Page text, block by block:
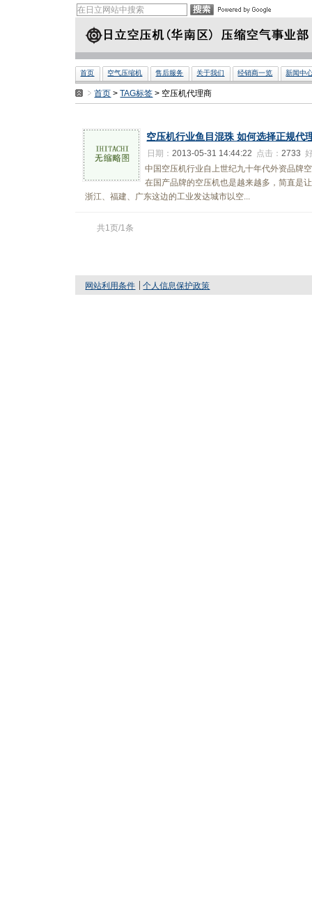
首页 空气压缩机 售后服务 关于我们 经销商一览 新闻中
首页 >TAG标签 > 空压机代理商
空压机行业鱼目混珠 如何选择正规代
日期：2013-05-31 14:44:22 点击：2733
中国空压机行业自上世纪九十年代外资品牌
在国产品牌的空压机也是越来越多，简直是
浙江、福建、广东这边的工业发达城市以空...
共1页/1条
网站利用条件 个人信息保护政策